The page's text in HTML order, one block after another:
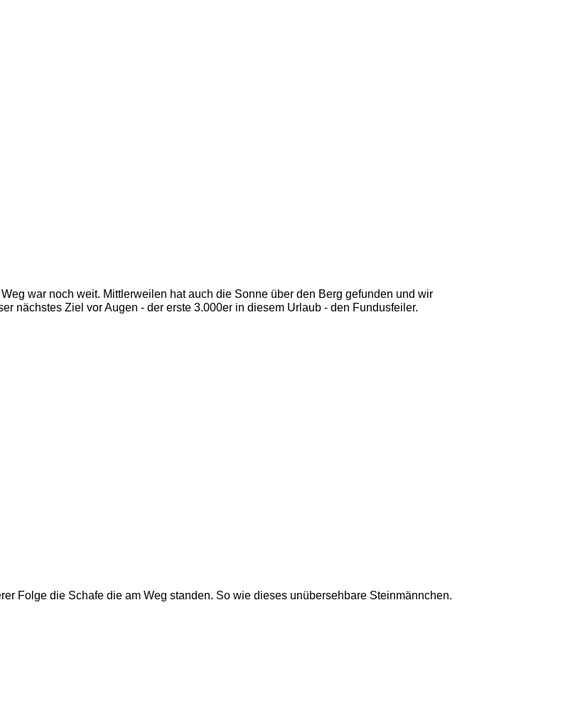
war noch weit. Mittlerweilen hat auch die Sonne über den Berg gefunden und wir
nächstes Ziel vor Augen - der erste 3.000er in diesem Urlaub - den Fundusfeiler.
Folge die Schafe die am Weg standen. So wie dieses unübersehbare Steinmännchen.